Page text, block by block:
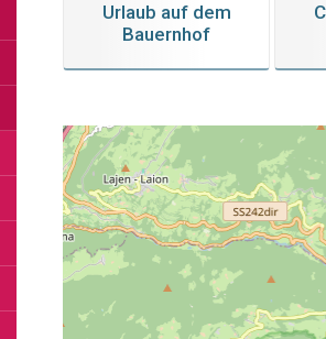
Urlaub auf dem
Bauernhof